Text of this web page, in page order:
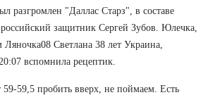
разгромлен "Даллас Старз", в составе
российский защитник Сергей Зубов. Юлечка,
Ляночка08 Светлана 38 лет Украина,
вспомнила рецептик.
59-59,5 пробить вверх, не поймаем. Есть